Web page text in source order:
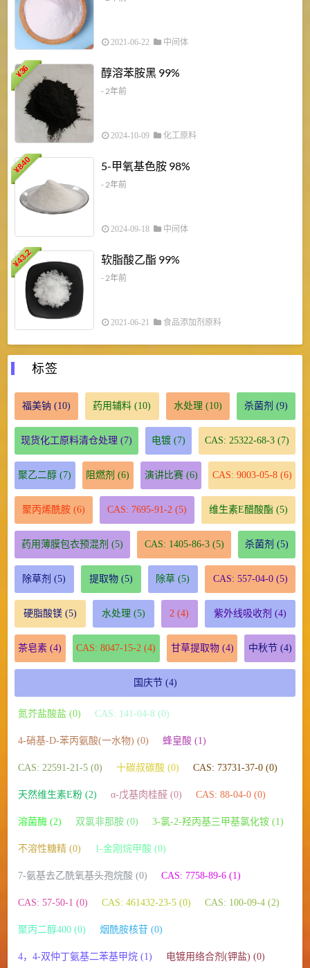
2021-06-22 中间体
¥
36 醇溶苯胺黑 99%
- 2年前
2024-10-09 化工原料
¥
840 5-甲氧基色胺 98%
- 2年前
2024-09-18 中间体
¥
43.2 软脂酸乙酯 99%
- 2年前
2021-06-21 食品添加剂原料
标签
福美钠 (10) 药用辅料 (10) 水处理 (10) 杀菌剂 (9)
现货化工原料清仓处理 (7) 电镀 (7) CAS: 25322-68-3 (7)
聚乙二醇 (7) 阻燃剂 (6) 演讲比赛(6) CAS: 9003-05-8(6)
聚丙烯酰胺(6) CAS: 7695-91-2 (5) 维生素E醋酸酯 (5)
药用薄膜包衣预混剂 (5) CAS: 1405-86-3(5) 杀菌剂 (5)
除草剂 (5) 提取物(5) 除草 (5) CAS: 557-04-0(5)
硬脂酸镁(5) 水处理 (5) 2 (4) 紫外线吸收剂 (4)
茶皂素 (4) CAS: 8047-15-2 (4) 甘草提取物(4) 中秋节(4)
国庆节(4)
氮芥盐酸盐 (0) CAS: 141-04-8 (0)
4-硝基-D-苯丙氨酸(一水物) (0) 蜂皇酸 (1)
CAS: 22591-21-5 (0) 十碳叔碳酸 (0) CAS: 73731-37-0 (0)
天然维生素E粉 (2) α-戊基肉桂醛 (0) CAS: 88-04-0 (0)
溶菌酶 (2) 双氯非那胺 (0) 3-氯-2-羟丙基三甲基氯化铵 (1)
不溶性糖精 (0) 1-金刚烷甲酸 (0)
7-氨基去乙酰氧基头孢烷酸 (0) CAS: 7758-89-6 (1)
CAS: 57-50-1 (0) CAS: 461432-23-5 (0) CAS: 100-09-4 (2)
聚丙二醇400 (0) 烟酰胺核苷 (0)
4，4-双仲丁氨基二苯基甲烷 (1) 电镀用络合剂(钾盐) (0)